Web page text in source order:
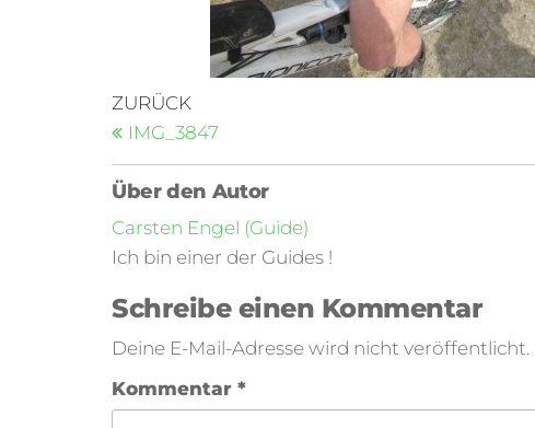
ZURÜCK
IMG_3847
Über den Autor
Carsten Engel (Guide)
Ich bin einer der Guides !
Schreibe einen Kommentar
Deine E-Mail-Adresse wird nicht veröffentlicht.
Kommentar *